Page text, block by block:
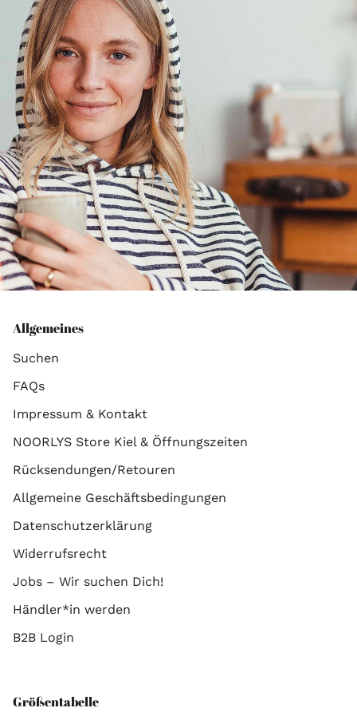
Allgemeines
Suchen
FAQs
Impressum & Kontakt
NOORLYS Store Kiel & Öffnungszeiten
Rücksendungen/Retouren
Allgemeine Geschäftsbedingungen
Datenschutzerklärung
Widerrufsrecht
Jobs – Wir suchen Dich!
Händler*in werden
B2B Login
Größentabelle